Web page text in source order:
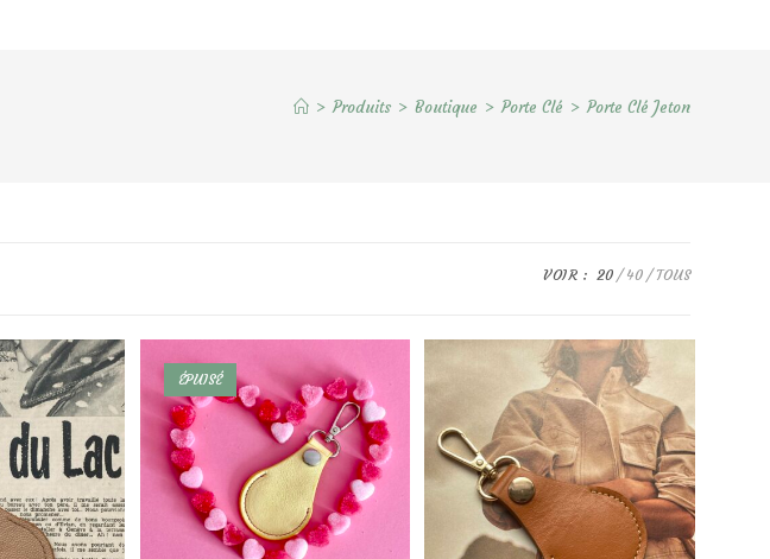
> Produits > Boutique > Porte Clé > Porte Clé Jeton
VOIR : 20 40 TOUS
ÉPUISÉ